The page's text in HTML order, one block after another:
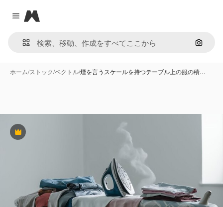
Close menu
Magnific
画像で
ホーム/ストック/ベクトル/煙を言うスケールを持つテーブル上の服の積…
Premium